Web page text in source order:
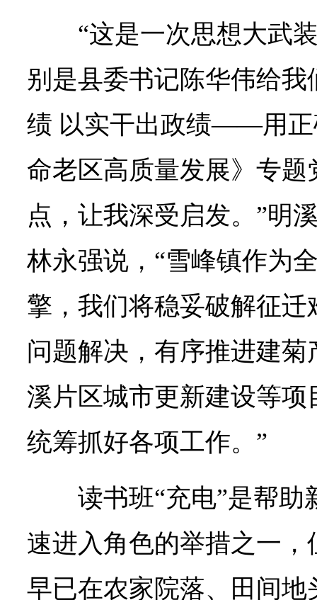
“这是一次思想大武
别是县委书记陈华伟给
绩 以实干出政绩——用正
命老区高质量发展》专
点，让我深受启发。”明
林永强说，“雪峰镇作为
擎，我们将稳妥破解征
问题解决，有序推进建
溪片区城市更新建设等
统筹抓好各项工作。”
读书班“充电”是帮
速进入角色的举措之一，
早已在农家院落、田间